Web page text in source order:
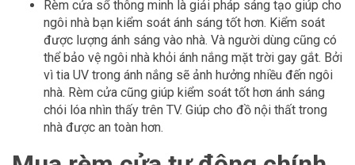
Rèm cửa sổ thông minh là giải pháp sáng tạo giúp cho
ngôi nhà bạn kiểm soát ánh sáng tốt hơn. Kiểm soát
được lượng ánh sáng vào nhà. Và người dùng cũng có
thể bảo vệ ngôi nhà khỏi ánh nắng mặt trời gay gắt. Bởi
vì tia UV trong ánh nắng sẽ ảnh hưởng nhiều đến ngôi
nhà. Rèm cửa cũng giúp kiểm soát tốt hơn ánh sáng
chói lóa nhìn thấy trên TV. Giúp cho đồ nội thất trong
nhà được an toàn hơn.